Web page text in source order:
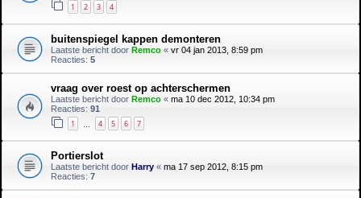
1 2 3 4
buitenspiegel kappen demonteren
Laatste bericht door Remco « vr 04 jan 2013, 8:59 pm
Reacties: 5
vraag over roest op achterschermen
Laatste bericht door Remco « ma 10 dec 2012, 10:34 pm
Reacties: 91
1 4 5 6 7
Portierslot
Laatste bericht door Harry « ma 17 sep 2012, 8:15 pm
Reacties: 7